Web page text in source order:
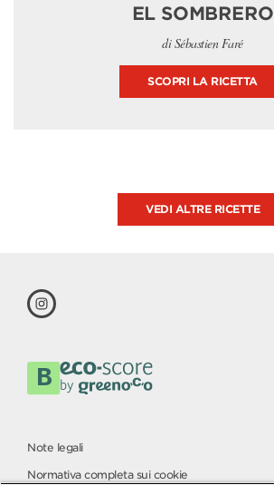
EL SOMBRERO
di Sébastien Faré
SCOPRI LA RICETTA
VEDI ALTRE RICETTE
Note legali
Normativa completa sui cookie